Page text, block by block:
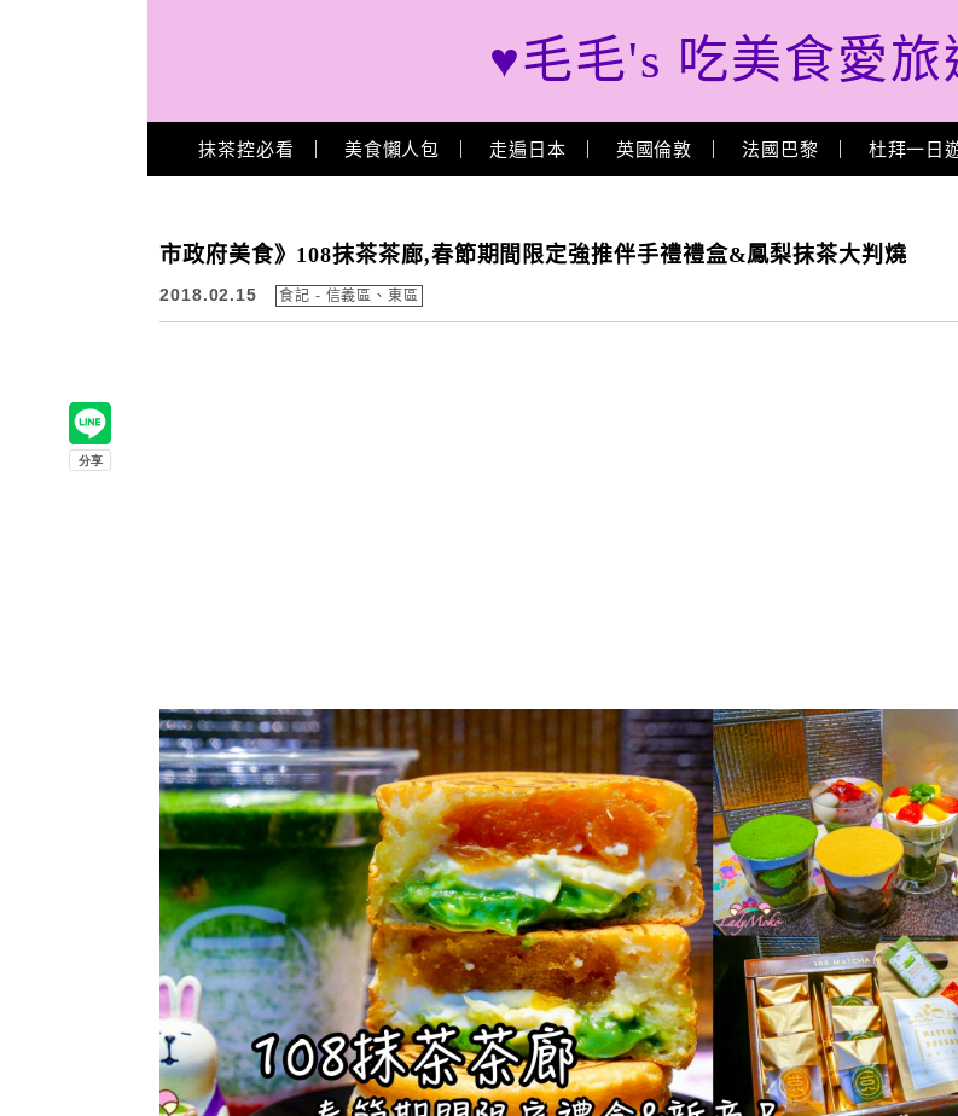
♥毛毛's 吃美食愛旅
Main Menu
抹茶控必看 美食懶人包 走遍日本 英國倫敦 法國巴黎 杜拜一日
市政府美食》108抹茶茶廊,春節期間限定強推伴手禮禮盒&鳳梨抹茶大判燒
2018.02.15 食記 - 信義區、東區